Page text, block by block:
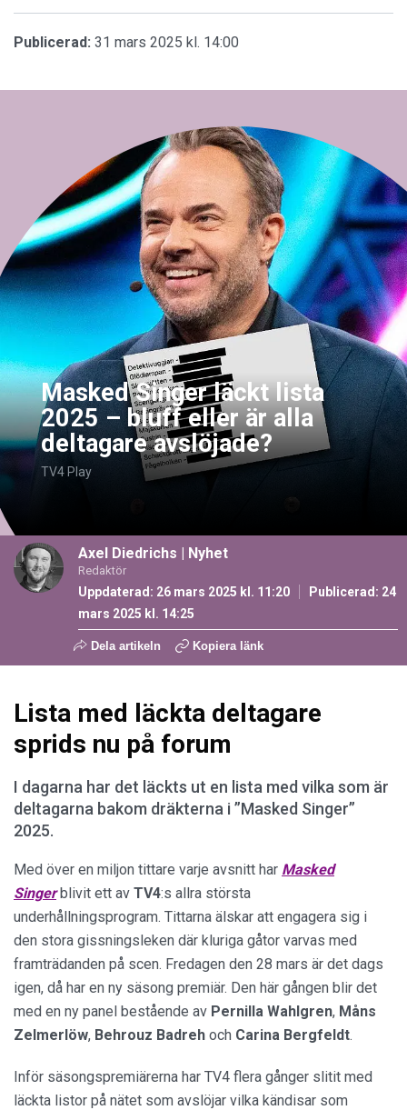
Publicerad: 31 mars 2025 kl. 14:00
Masked Singer läckt lista
2025 – bluff eller är alla
deltagare avslöjade?
TV4 Play
Axel Diedrichs | Nyhet
Redaktör
Uppdaterad: 26 mars 2025 kl. 11:20 Publicerad: 24
mars 2025 kl. 14:25
Dela artikeln Kopiera länk
Lista med läckta deltagare
sprids nu på forum
I dagarna har det läckts ut en lista med vilka som är
deltagarna bakom dräkterna i ”Masked Singer”
2025.
Med över en miljon tittare varje avsnitt har Masked
Singerblivit ett av TV4:s allra största
underhållningsprogram. Tittarna älskar att engagera sig i
den stora gissningsleken där kluriga gåtor varvas med
framträdanden på scen. Fredagen den 28 mars är det dags
igen, då har en ny säsong premiär. Den här gången blir det
med en ny panel bestående av Pernilla Wahlgren, Måns
Zelmerlöw, Behrouz Badreh och Carina Bergfeldt.
Inför säsongspremiärerna har TV4 flera gånger slitit med
läckta listor på nätet som avslöjar vilka kändisar som